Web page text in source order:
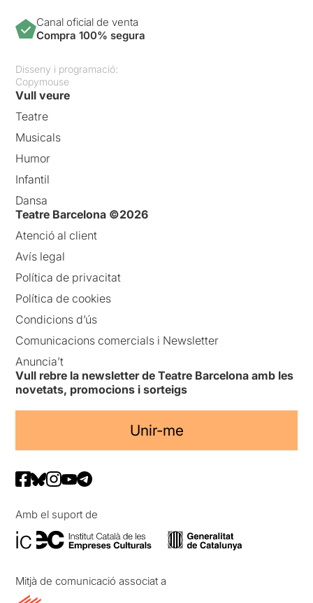
Canal oficial de venta
Compra 100% segura
Disseny i programació:
Copymouse
Vull veure
Teatre
Musicals
Humor
Infantil
Dansa
Teatre Barcelona ©2026
Atenció al client
Avís legal
Política de privacitat
Política de cookies
Condicions d’ús
Comunicacions comercials i Newsletter
Anuncia’t
Vull rebre la newsletter de Teatre Barcelona amb les
novetats, promocions i sorteigs
Unir-me
Amb el suport de
Mitjà de comunicació associat a